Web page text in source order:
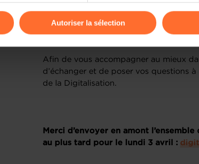
Autoriser la sélection
un formulaire, qui permet de
conforme et de la transmettre
Afin de vous accompagner au mieux
d’échanger et de poser vos questions
de la Digitalisation.
Merci d’envoyer en amont
au plus tard pour le lundi 3 avril :